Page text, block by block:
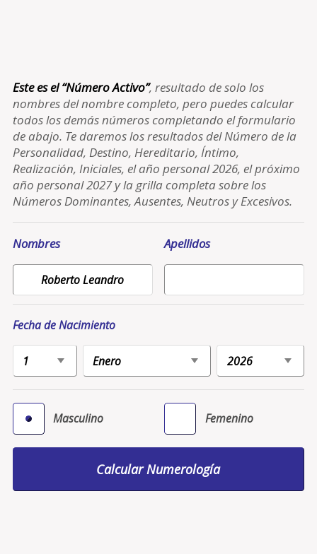
Este es el “Número Activo”, resultado de solo los
nombres del nombre completo, pero puedes calcular
todos los demás números completando el formulario
de abajo. Te daremos los resultados del Número de la
Personalidad, Destino, Hereditario, Íntimo,
Realización, Iniciales, el año personal 2026, el próximo
año personal 2027 y la grilla completa sobre los
Números Dominantes, Ausentes, Neutros y Excesivos.
Nombres Apellidos
Fecha de Nacimiento
Masculino Femenino